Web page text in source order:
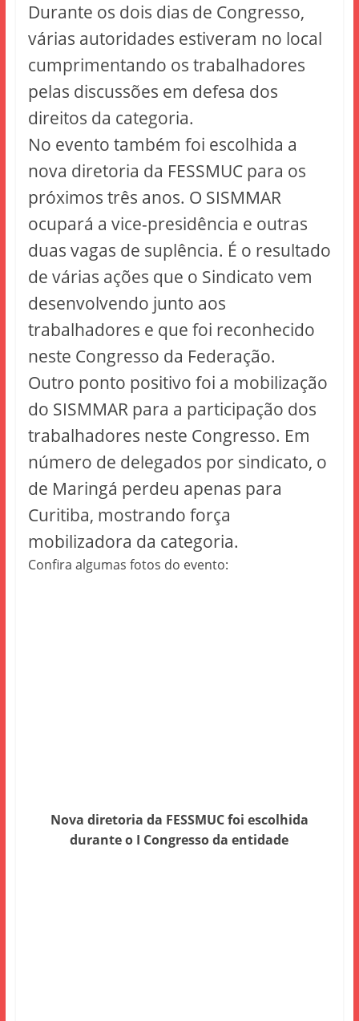
Durante os dois dias de Congresso,
várias autoridades estiveram no local
cumprimentando os trabalhadores
pelas discussões em defesa dos
direitos da categoria.
No evento também foi escolhida a
nova diretoria da FESSMUC para os
próximos três anos. O SISMMAR
ocupará a vice-presidência e outras
duas vagas de suplência. É o resultado
de várias ações que o Sindicato vem
desenvolvendo junto aos
trabalhadores e que foi reconhecido
neste Congresso da Federação.
Outro ponto positivo foi a mobilização
do SISMMAR para a participação dos
trabalhadores neste Congresso. Em
número de delegados por sindicato, o
de Maringá perdeu apenas para
Curitiba, mostrando força
mobilizadora da categoria.
Confira algumas fotos do evento:
Nova diretoria da FESSMUC foi escolhida
durante o I Congresso da entidade